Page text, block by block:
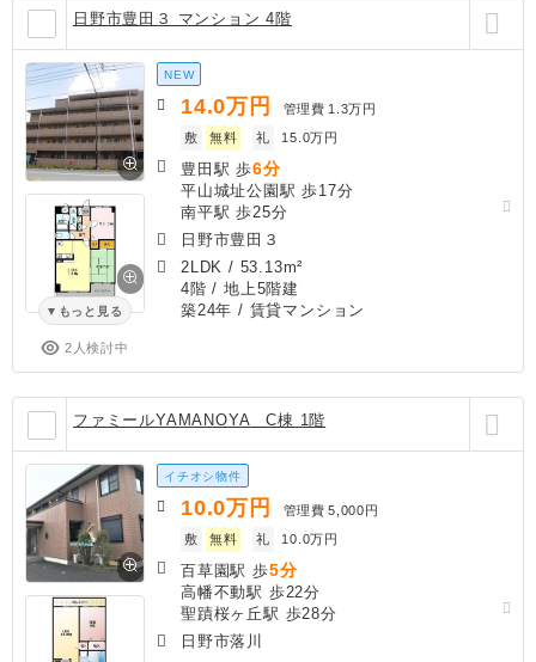
日野市豊田３ マンション 4階
もっと見る
2人検討中
NEW
14.0万円 管理費 1.3万円
敷
無料 礼 15.0万円
豊田駅 歩6分
平山城址公園駅 歩17分
南平駅 歩25分
日野市豊田３
2LDK / 53.13m²
4階 / 地上5階建
築24年 / 賃貸マンション
ファミールYAMANOYA C棟 1階
イチオシ物件
10.0万円 管理費 5,000円
敷
無料 礼 10.0万円
百草園駅 歩5分
高幡不動駅 歩22分
聖蹟桜ヶ丘駅 歩28分
日野市落川